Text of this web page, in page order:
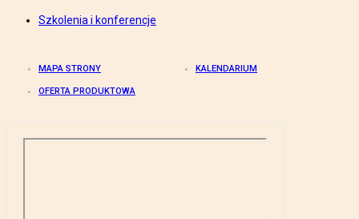
Szkolenia i konferencje
MAPA STRONY KALENDARIUM
OFERTA PRODUKTOWA